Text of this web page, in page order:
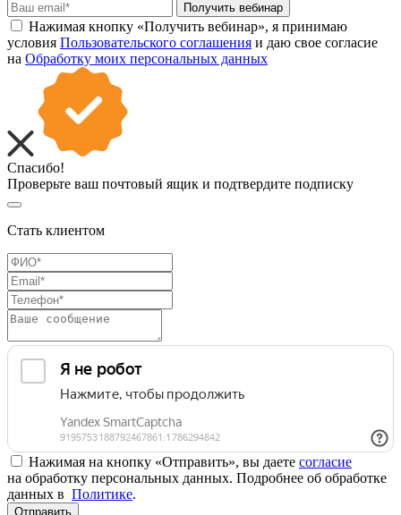
Получить вебинар
Нажимая кнопку «Получить вебинар», я принимаю
условия Пользовательского соглашения и даю свое согласие
на Обработку моих персональных данных
Спасибо!
Проверьте ваш почтовый ящик и подтвердите подписку
Стать клиентом
Нажимая на кнопку «Отправить», вы даете согласие
на обработку персональных данных. Подробнее об обработке
данных в Политике.
Отправить